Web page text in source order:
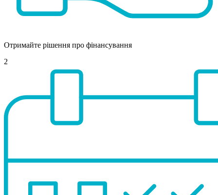
Отримайте рішення про фінансування
2